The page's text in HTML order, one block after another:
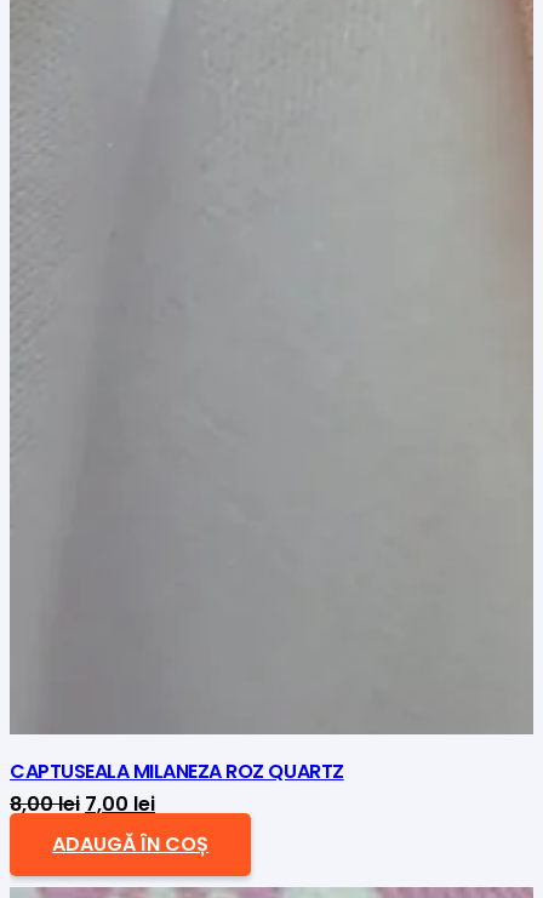
CAPTUSEALA MILANEZA ROZ QUARTZ
8,00lei Prețul
inițial
a
7,00 leiPrețul
curent
este:
ADAUGĂ ÎN COȘ